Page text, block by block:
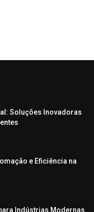
Soluções Inovadoras
e Eficiência na
Indústrias Modernas